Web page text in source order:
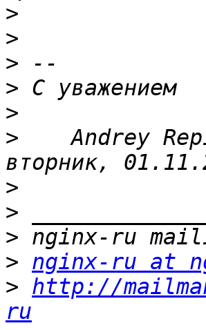
>
>
>
>
>
>
Andrey
>
>
>
> nginx-ru at
> http://
ru